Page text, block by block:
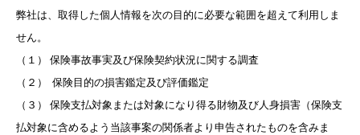
弊社は、取得した個人情報を次の目的に必要な範囲を超えて利用しま
せん。
（１） 保険事故事実及び保険契約状況に関する調査
（２） 保険目的の損害鑑定及び評価鑑定
（３） 保険支払対象または対象になり得る財物及び人身損害（保険支
払対象に含めるよう当該事案の関係者より申告されたものを含みま